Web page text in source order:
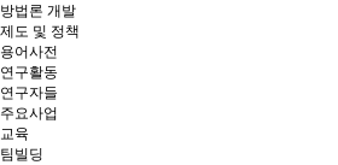
방법론 개발
제도 및 정책
용어사전
연구활동
연구자들
주요사업
교육
팀빌딩